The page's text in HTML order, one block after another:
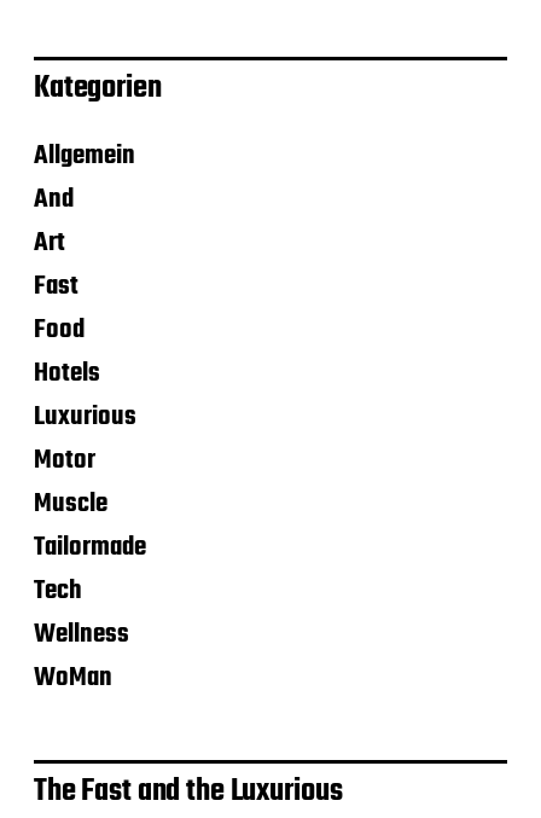
Kategorien
Allgemein
And
Art
Fast
Food
Hotels
Luxurious
Motor
Muscle
Tailormade
Tech
Wellness
WoMan
The Fast and the Luxurious